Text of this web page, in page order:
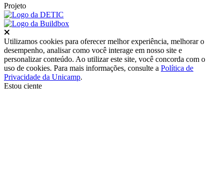
Projeto
Utilizamos cookies para oferecer melhor experiência, melhorar o
desempenho, analisar como você interage em nosso site e
personalizar conteúdo. Ao utilizar este site, você concorda com o
uso de cookies. Para mais informações, consulte a Política de
Privacidade da Unicamp.
Estou ciente